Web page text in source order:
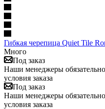
Гибкая черепица Quiet Tile
Много
Под заказ
Наши менеджеры
условия заказа
Под заказ
Наши менеджеры
условия заказа